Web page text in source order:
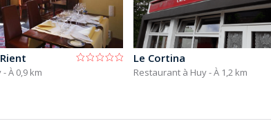
- À 0,9 km
Le Cortina
Restaurant à Huy- À 1,2 km